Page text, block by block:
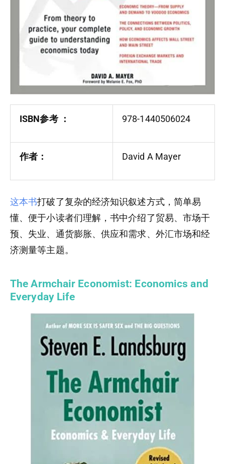
ISBN参考‏ ： 978-1440506024
作者： David A Mayer
这本书打破了复杂的经济知识叙述方式，简单易
懂、便于小读者们理解，书中介绍了贸易、市场干
预、失业、通货膨胀、供应和需求、外汇市场和经
济测量等主题。
The Armchair Economist: Economics and
Everyday Life